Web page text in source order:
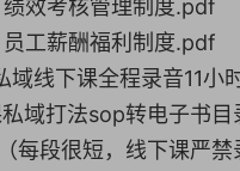
效考核管理制度.pdf
工薪酬福利制度.pdf
线下课全程录音11小
域打法sop转电子书目
每段很短，线下课严禁